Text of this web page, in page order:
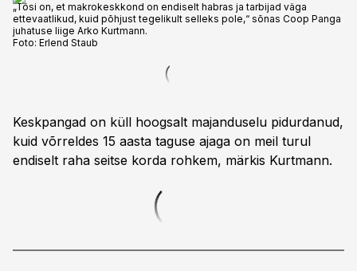
„Tõsi on, et makrokeskkond on endiselt habras ja tarbijad väga
ettevaatlikud, kuid põhjust tegelikult selleks pole,“ sõnas Coop Panga
juhatuse liige Arko Kurtmann.
Foto: Erlend Staub
Keskpangad on küll hoogsalt majanduselu pidurdanud,
kuid võrreldes 15 aasta taguse ajaga on meil turul
endiselt raha seitse korda rohkem, märkis Kurtmann.